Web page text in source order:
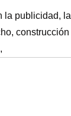
la publicidad, la
construcción